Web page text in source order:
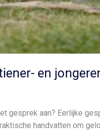
en
gesprek aan? Eerlijke
handvatten om